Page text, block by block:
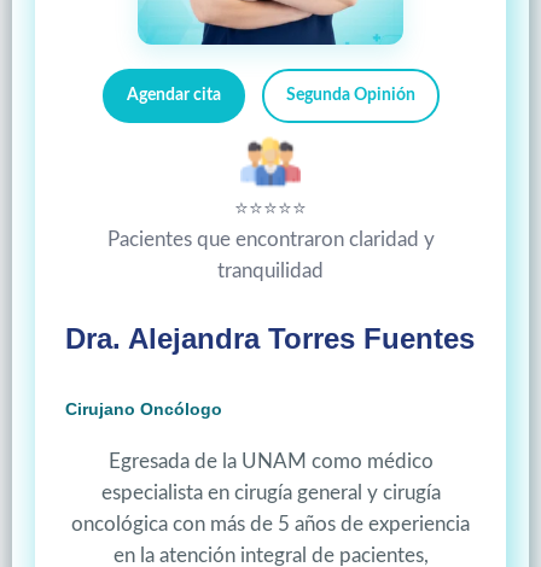
Agendar cita Segunda Opinión
⭐⭐⭐⭐⭐
Pacientes que encontraron claridad y
tranquilidad
Dra. Alejandra Torres Fuentes
Cirujano Oncólogo
Egresada de la UNAM como médico
especialista en cirugía general y cirugía
oncológica con más de 5 años de experiencia
en la atención integral de pacientes,